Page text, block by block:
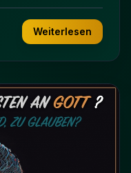
Weiterlesen